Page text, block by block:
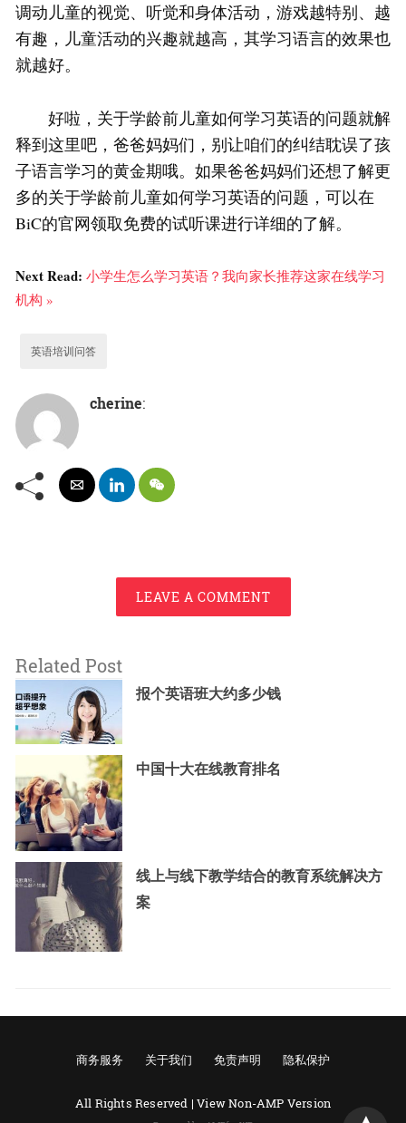
调动儿童的视觉、听觉和身体活动，游戏越特别、越
有趣，儿童活动的兴趣就越高，其学习语言的效果也
就越好。
好啦，关于学龄前儿童如何学习英语的问题就解
释到这里吧，爸爸妈妈们，别让咱们的纠结耽误了孩
子语言学习的黄金期哦。如果爸爸妈妈们还想了解更
多的关于学龄前儿童如何学习英语的问题，可以在
BiC的官网领取免费的试听课进行详细的了解。
Next Read: 小学生怎么学习英语？我向家长推荐这家在线学习
机构 »
英语培训问答
cherine:
LEAVE A COMMENT
Related Post
报个英语班大约多少钱
中国十大在线教育排名
线上与线下教学结合的教育系统解决方
案
商务服务 关于我们 免责声明 隐私保护
All Rights Reserved |View Non-AMP Version